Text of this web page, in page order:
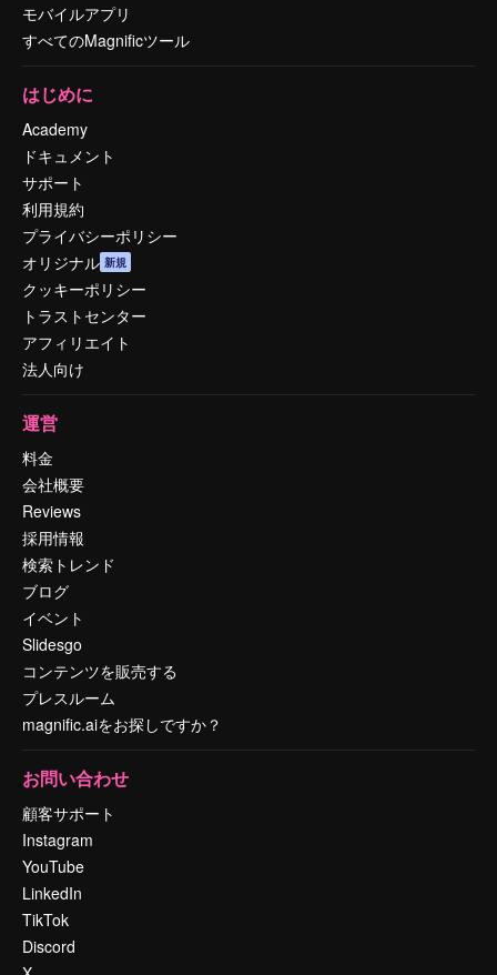
モバイルアプリ
すべてのMagnificツール
はじめに
Academy
ドキュメント
サポート
利用規約
プライバシーポリシー
オリジナル 新規
クッキーポリシー
トラストセンター
アフィリエイト
法人向け
運営
料金
会社概要
Reviews
採用情報
検索トレンド
ブログ
イベント
Slidesgo
コンテンツを販売する
プレスルーム
magnific.aiをお探しですか？
お問い合わせ
顧客サポート
Instagram
YouTube
LinkedIn
TikTok
Discord